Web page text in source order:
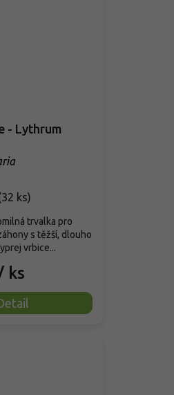
32 ks)
ks
trvalka pro
s těžší, dlouho
vrbice...